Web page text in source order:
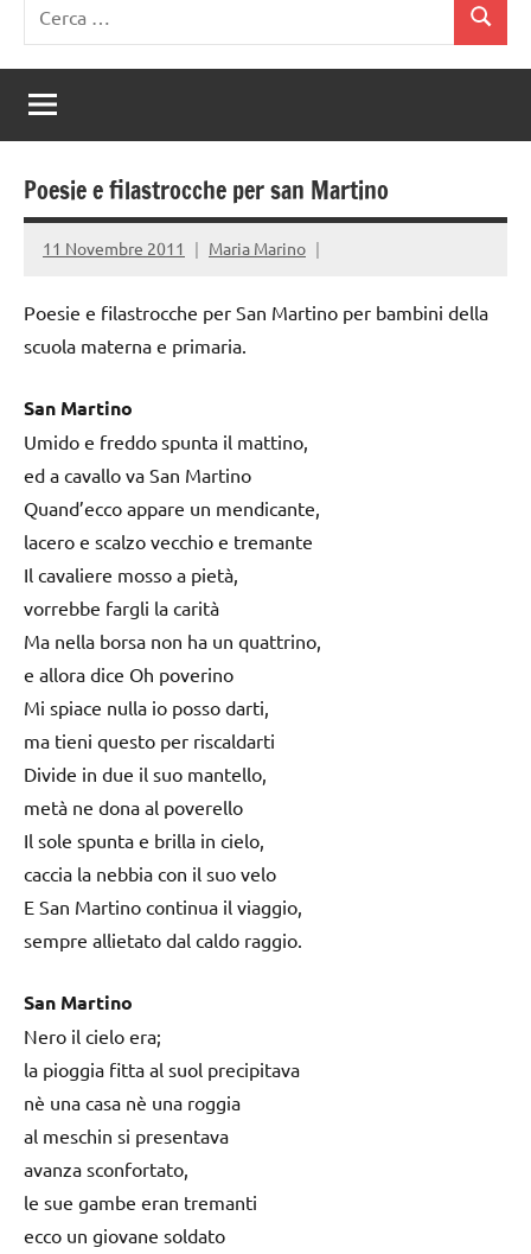
per:
Cerca
Poesie e filastrocche per san Martino
11 Novembre 2011 Maria Marino
Poesie e filastrocche per San Martino per bambini della
scuola materna e primaria.
San Martino
Umido e freddo spunta il mattino,
ed a cavallo va San Martino
Quand’ecco appare un mendicante,
lacero e scalzo vecchio e tremante
Il cavaliere mosso a pietà,
vorrebbe fargli la carità
Ma nella borsa non ha un quattrino,
e allora dice Oh poverino
Mi spiace nulla io posso darti,
ma tieni questo per riscaldarti
Divide in due il suo mantello,
metà ne dona al poverello
Il sole spunta e brilla in cielo,
caccia la nebbia con il suo velo
E San Martino continua il viaggio,
sempre allietato dal caldo raggio.
San Martino
Nero il cielo era;
la pioggia fitta al suol precipitava
nè una casa nè una roggia
al meschin si presentava
avanza sconfortato,
le sue gambe eran tremanti
ecco un giovane soldato